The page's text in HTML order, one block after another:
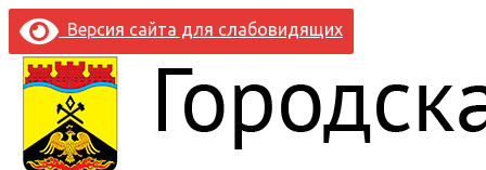
Версия сайта для слабовидящих